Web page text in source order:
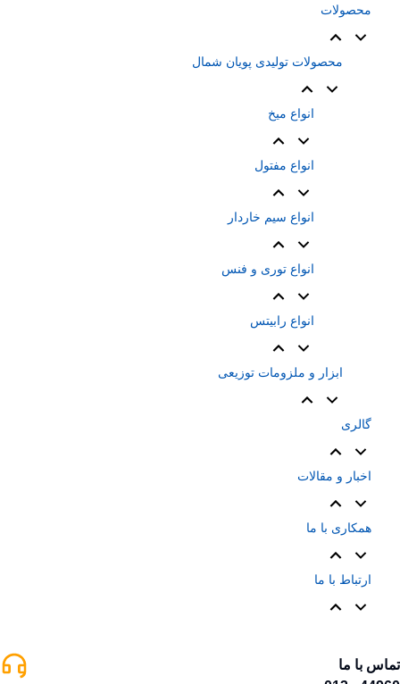
محصولات
محصولات تولیدی پویان شمال
انواع میخ
انواع مفتول
انواع سیم خاردار
انواع توری و فنس
انواع رابیتس
ابزار و ملزومات توزیعی
گالری
اخبار و مقالات
همکاری با ما
ارتباط با ما
تماس با ما